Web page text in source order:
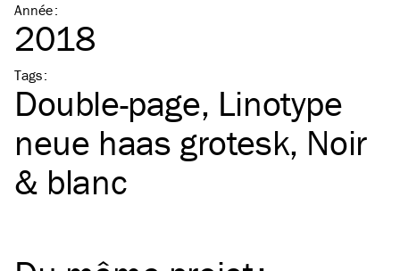
Année:
2018
Tags:
Double-page Linotype
neue haas grotesk Noir
& blanc